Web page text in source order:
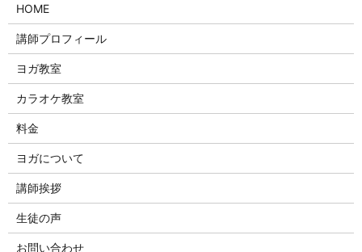
HOME
講師プロフィール
ヨガ教室
カラオケ教室
料金
ヨガについて
講師挨拶
生徒の声
お問い合わせ